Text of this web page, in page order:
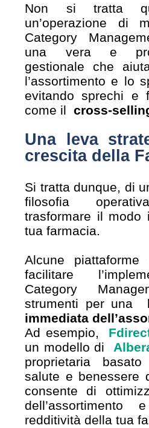
Non si tratta
un’operazione di
Category
una vera e
gestionale che
l’assortimento e lo
evitando sprechi e
come ilcross-
Una leva
crescita della
Si tratta dunque, di
filosofia
trasformare il
tua farmacia.
Alcune piattaforme
facilitare
Category
strumenti per una
immediata
Ad esempio,
un modello di
proprietaria
salute e benessere
consente di
redditività della tua